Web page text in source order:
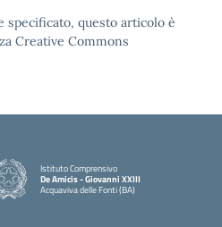
specificato, questo articolo è
Creative Commons
Istituto Comprensivo
De Amicis - Giovanni XXIII
Acquaviva delle Fonti (BA)
— Visita la pagina iniziale della scuola